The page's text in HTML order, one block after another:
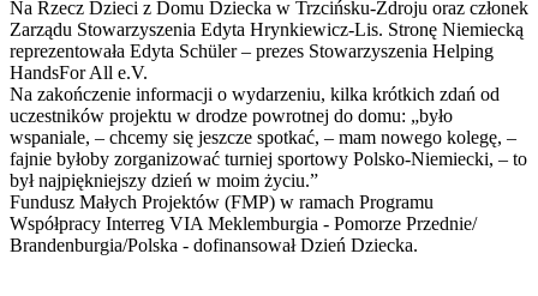
Na Rzecz Dzieci z Domu Dziecka w Trzcińsku-Zdroju oraz członek
Zarządu Stowarzyszenia Edyta Hrynkiewicz-Lis. Stronę Niemiecką
reprezentowała Edyta Schüler – prezes Stowarzyszenia Helping
HandsFor All e.V.
Na zakończenie informacji o wydarzeniu, kilka krótkich zdań od
uczestników projektu w drodze powrotnej do domu: „było
wspaniale, – chcemy się jeszcze spotkać, – mam nowego kolegę, –
fajnie byłoby zorganizować turniej sportowy Polsko-Niemiecki, – to
był najpiękniejszy dzień w moim życiu.”
Fundusz Małych Projektów (FMP) w ramach Programu
Współpracy Interreg VIA Meklemburgia - Pomorze Przednie/
Brandenburgia/Polska - dofinansował Dzień Dziecka.